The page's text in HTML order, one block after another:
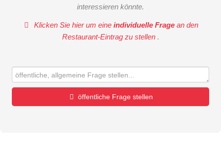
interessieren könnte.
Klicken Sie hier um eineindividuelle Frage an den
Restaurant-Eintrag zu stellen .
öffentliche Frage stellen